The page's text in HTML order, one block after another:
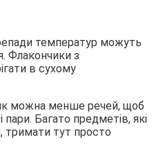
температур можуть
Флакончики з
в сухому
як можна менше речей, щоб
пари. Багато предметів, які
тримати тут просто